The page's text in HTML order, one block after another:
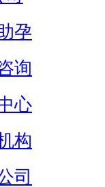
孕
询
心
构
司